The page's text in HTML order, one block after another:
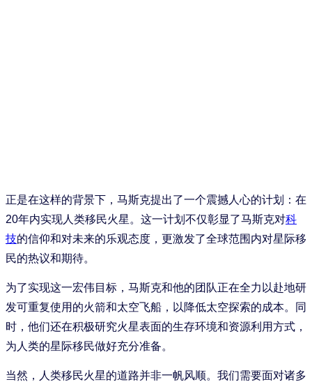
正是在这样的背景下，马斯克提出了一个震撼人心的计划：在
20年内实现人类移民火星。这一计划不仅彰显了马斯克对科
技的信仰和对未来的乐观态度，更激发了全球范围内对星际移
民的热议和期待。
为了实现这一宏伟目标，马斯克和他的团队正在全力以赴地研
发可重复使用的火箭和太空飞船，以降低太空探索的成本。同
时，他们还在积极研究火星表面的生存环境和资源利用方式，
为人类的星际移民做好充分准备。
当然，人类移民火星的道路并非一帆风顺。我们需要面对诸多